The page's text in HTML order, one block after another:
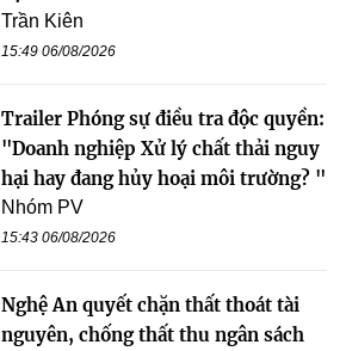
Trần Kiên
15:49 06/08/2026
Trailer Phóng sự điều tra độc quyền:
"Doanh nghiệp Xử lý chất thải nguy
hại hay đang hủy hoại môi trường? "
Nhóm PV
15:43 06/08/2026
Nghệ An quyết chặn thất thoát tài
nguyên, chống thất thu ngân sách